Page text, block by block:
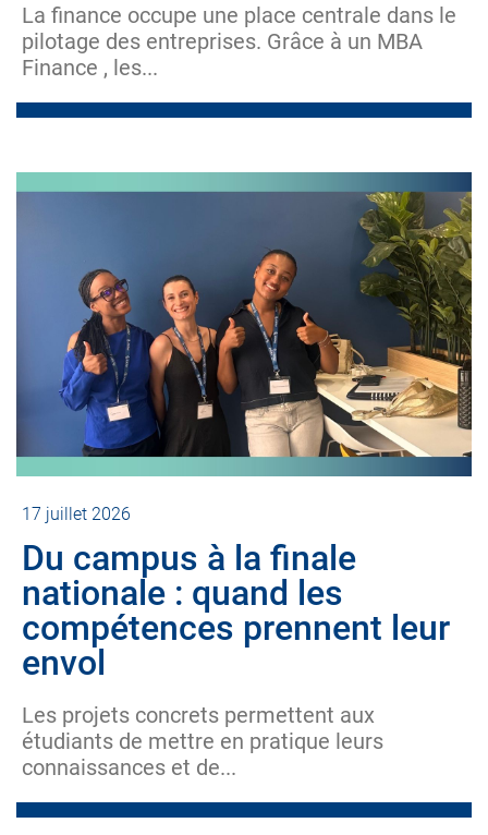
La finance occupe une place centrale dans le
pilotage des entreprises. Grâce à un MBA
Finance , les...
17 juillet 2026
Du campus à la finale
nationale : quand les
compétences prennent leur
envol
Les projets concrets permettent aux
étudiants de mettre en pratique leurs
connaissances et de...